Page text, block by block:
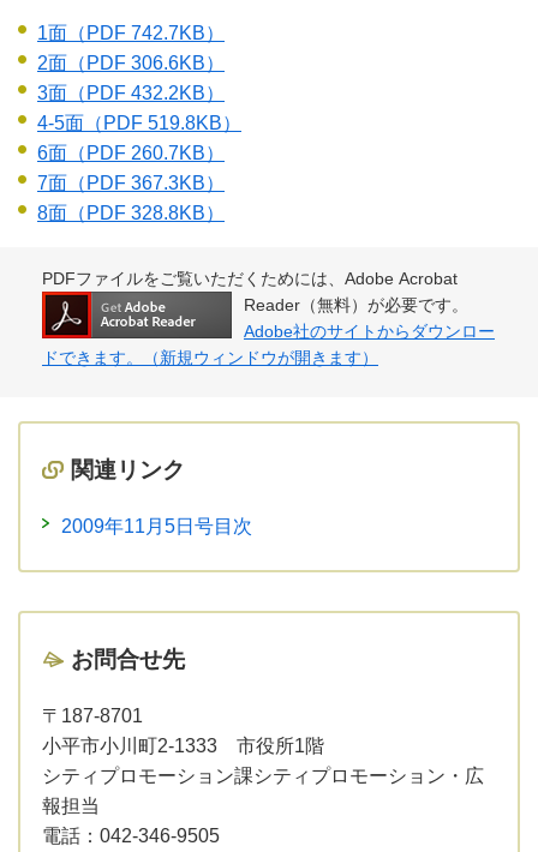
1面 （PDF 742.7KB）
2面 （PDF 306.6KB）
3面 （PDF 432.2KB）
4-5面 （PDF 519.8KB）
6面 （PDF 260.7KB）
7面 （PDF 367.3KB）
8面 （PDF 328.8KB）
PDFファイルをご覧いただくためには、Adobe Acrobat
Reader（無料）が必要です。
Adobe社のサイトからダウンロー
ドできます。（新規ウィンドウが開きます）
関連リンク
2009年11月5日号目次
お問合せ先
〒187-8701
小平市小川町2-1333 市役所1階
シティプロモーション課シティプロモーション・広
報担当
電話： 042-346-9505